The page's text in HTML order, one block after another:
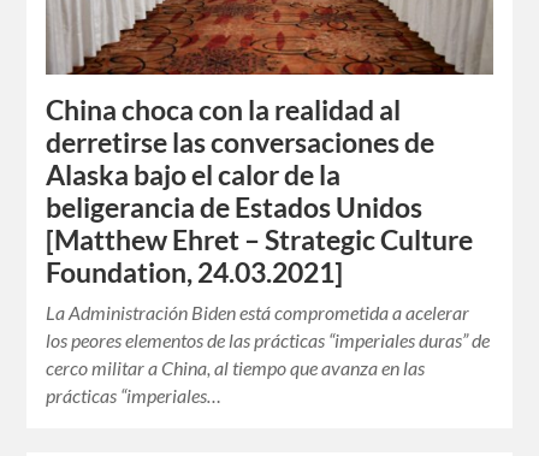
China choca con la realidad al
derretirse las conversaciones de
Alaska bajo el calor de la
beligerancia de Estados Unidos
[Matthew Ehret – Strategic Culture
Foundation, 24.03.2021]
La Administración Biden está comprometida a acelerar
los peores elementos de las prácticas “imperiales duras” de
cerco militar a China, al tiempo que avanza en las
prácticas “imperiales…